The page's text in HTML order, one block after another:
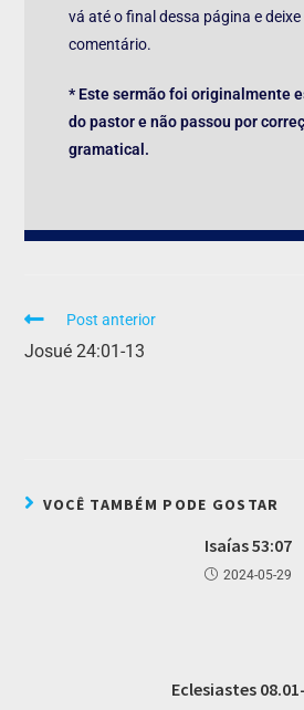
vá até o final dessa página e deixe
comentário.
* Este sermão foi originalmente
do pastor e não passou por
gramatical.
Post anterior
Josué 24:01-13
VOCÊ TAMBÉM PODE GOSTAR
Isaías 53:07
2024-05-29
Eclesiastes